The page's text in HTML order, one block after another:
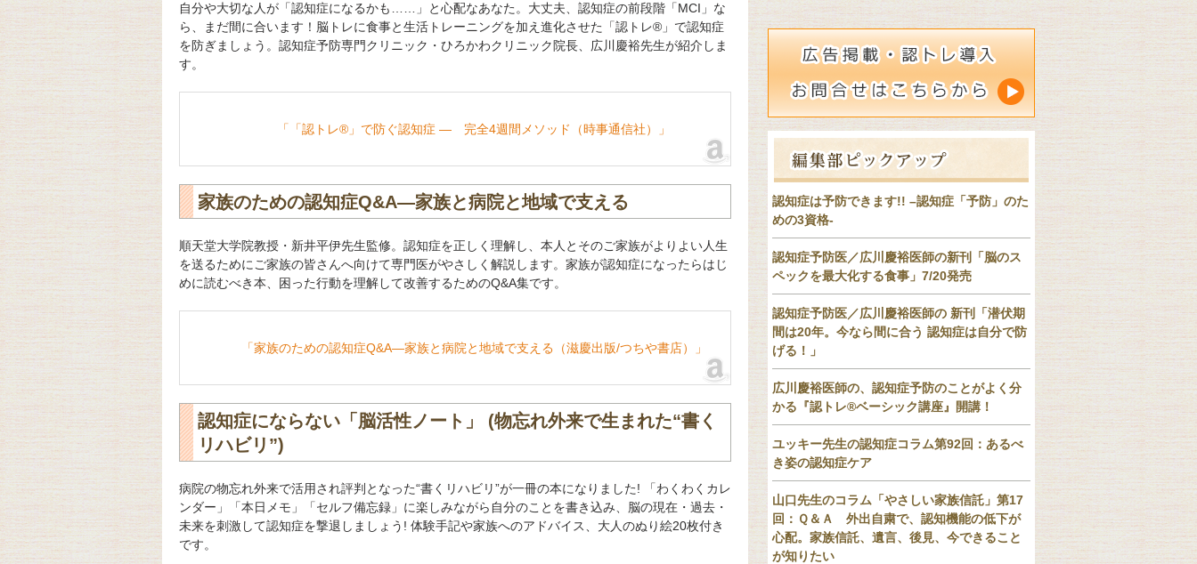
自分や大切な人が「認知症になるかも……」と心配なあなた。大丈夫、認知症の前段階「MCI」な
ら、まだ間に合います！脳トレに食事と生活トレーニングを加え進化させた「認トレ®」で認知症
を防ぎましょう。認知症予防専門クリニック・ひろかわクリニック院長、広川慶裕先生が紹介しま
す。
「「認トレ®」で防ぐ認知症 ― 完全4週間メソッド（時事通信社）」
家族のための認知症Q&A―家族と病院と地域で支える
順天堂大学院教授・新井平伊先生監修。認知症を正しく理解し、本人とそのご家族がよりよい人生
を送るためにご家族の皆さんへ向けて専門医がやさしく解説します。家族が認知症になったらはじ
めに読むべき本、困った行動を理解して改善するためのQ&A集です。
「家族のための認知症Q&A―家族と病院と地域で支える（滋慶出版/つちや書店）」
認知症にならない「脳活性ノート」 (物忘れ外来で生まれた“書く
リハビリ”)
病院の物忘れ外来で活用され評判となった“書くリハビリ”が一冊の本になりました! 「わくわくカレ
ンダー」「本日メモ」「セルフ備忘録」に楽しみながら自分のことを書き込み、脳の現在・過去・
未来を刺激して認知症を撃退しましょう! 体験手記や家族へのアドバイス、大人のぬり絵20枚付き
です。
認知症は予防できます!! –認知症「予防」のた
めの3資格-
認知症予防医／広川慶裕医師の新刊「脳のス
ペックを最大化する食事」7/20発売
認知症予防医／広川慶裕医師の 新刊「潜伏期
間は20年。今なら間に合う 認知症は自分で防
げる！」
広川慶裕医師の、認知症予防のことがよく分
かる『認トレ®️ベーシック講座』開講！
ユッキー先生の認知症コラム第92回：あるべ
き姿の認知症ケア
山口先生のコラム「やさしい家族信託」第17
回：Ｑ＆Ａ 外出自粛で、認知機能の低下が
心配。家族信託、遺言、後見、今できること
が知りたい